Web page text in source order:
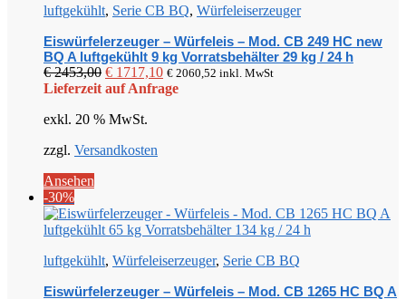
luftgekühlt, Serie CB BQ, Würfeleiserzeuger
Eiswürfelerzeuger – Würfeleis – Mod. CB 249 HC new
BQ A luftgekühlt 9 kg Vorratsbehälter 29 kg / 24 h
€2453,00 Ursprünglicher
Preis
€ 2453,00
€ 1717,10Aktueller
Preis
€ 2060,52 inkl. MwSt
Lieferzeit auf Anfrage
exkl. 20 % MwSt.
zzgl. Versandkosten
Ansehen
-30%
luftgekühlt, Würfeleiserzeuger, Serie CB BQ
Eiswürfelerzeuger – Würfeleis – Mod. CB 1265 HC BQ A